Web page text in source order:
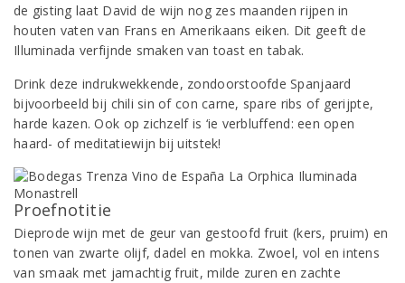
de gisting laat David de wijn nog zes maanden rijpen in
houten vaten van Frans en Amerikaans eiken. Dit geeft de
Illuminada verfijnde smaken van toast en tabak.
Drink deze indrukwekkende, zondoorstoofde Spanjaard
bijvoorbeeld bij chili sin of con carne, spare ribs of gerijpte,
harde kazen. Ook op zichzelf is ‘ie verbluffend: een open
haard- of meditatiewijn bij uitstek!
Proefnotitie
Dieprode wijn met de geur van gestoofd fruit (kers, pruim) en
tonen van zwarte olijf, dadel en mokka. Zwoel, vol en intens
van smaak met jamachtig fruit, milde zuren en zachte